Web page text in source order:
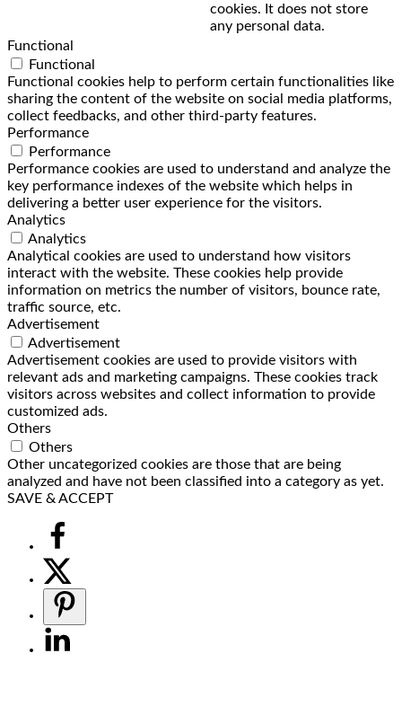
cookies. It does not store
any personal data.
Functional
Functional
Functional cookies help to perform certain functionalities like
sharing the content of the website on social media platforms,
collect feedbacks, and other third-party features.
Performance
Performance
Performance cookies are used to understand and analyze the
key performance indexes of the website which helps in
delivering a better user experience for the visitors.
Analytics
Analytics
Analytical cookies are used to understand how visitors
interact with the website. These cookies help provide
information on metrics the number of visitors, bounce rate,
traffic source, etc.
Advertisement
Advertisement
Advertisement cookies are used to provide visitors with
relevant ads and marketing campaigns. These cookies track
visitors across websites and collect information to provide
customized ads.
Others
Others
Other uncategorized cookies are those that are being
analyzed and have not been classified into a category as yet.
SAVE & ACCEPT